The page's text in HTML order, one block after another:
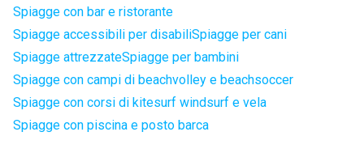
Spiagge con bar e ristorante
Spiagge accessibili per disabiliSpiagge per cani
Spiagge attrezzateSpiagge per bambini
Spiagge con campi di beachvolley e beachsoccer
Spiagge con corsi di kitesurf windsurf e vela
Spiagge con piscina e posto barca